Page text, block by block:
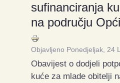
sufinanciranja
na području
Objavljeno Ponedjeljak, 24
Obavijest o dodjeli
kuće za mlade obitelji